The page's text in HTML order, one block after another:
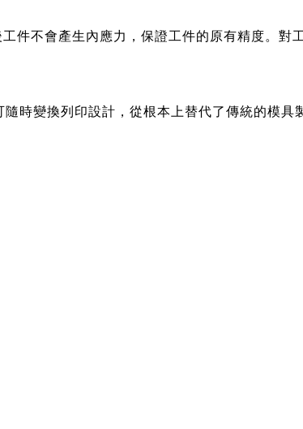
件不會產生內應力，保證工件的原有精度。對
時變換列印設計，從根本上替代了傳統的模具